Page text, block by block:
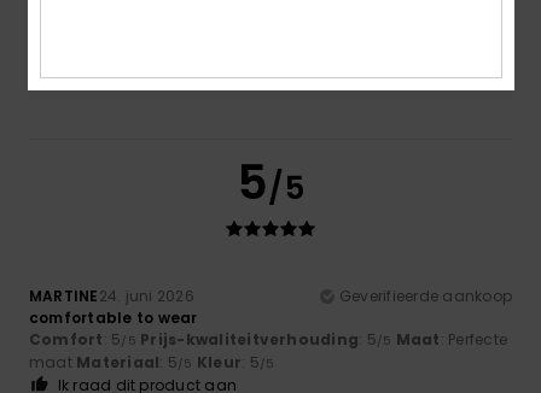
5/5
MARTINE24. juni 2026
Geverifieerde aankoop
comfortable to wear
Comfort: 5/5 Prijs-kwaliteitverhouding: 5/5 Maat: Perfecte
maat Materiaal: 5/5 Kleur: 5/5
Ik raad dit product aan